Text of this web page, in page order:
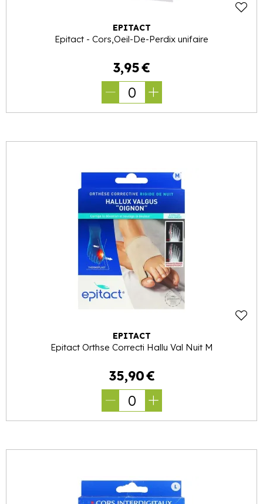
EPITACT
Epitact - Cors,Oeil-De-Perdix unifaire
3,95€
0
EPITACT
Epitact Orthse Correcti Hallu Val Nuit M
35,90€
0